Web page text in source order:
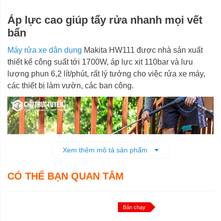
Áp lực cao giúp tẩy rửa nhanh mọi vết
bẩn
Máy rửa xe dân dụng Makita HW111 được nhà sản xuất
thiết kế công suất tới 1700W, áp lực xịt 110bar và lưu
lượng phun 6,2 lít/phút, rất lý tưởng cho việc rửa xe máy,
các thiết bị làm vườn, các ban công.
Xem thêm mô tả sản phẩm
CÓ THỂ BẠN QUAN TÂM
Bán chạy